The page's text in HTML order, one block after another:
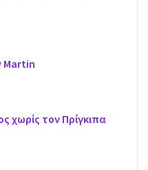
Martin
χωρίς τον Πρίγκιπα